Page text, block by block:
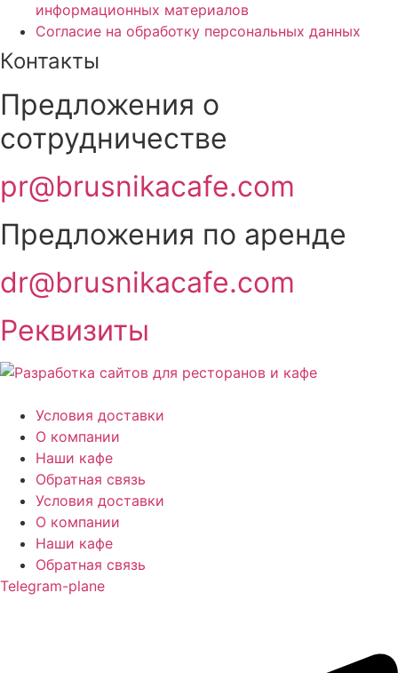
информационных материалов
Согласие на обработку персональных данных
Контакты
Предложения о
сотрудничестве
pr@brusnikacafe.com
Предложения по аренде
dr@brusnikacafe.com
Реквизиты
Условия доставки
О компании
Наши кафе
Обратная связь
Условия доставки
О компании
Наши кафе
Обратная связь
Telegram-plane